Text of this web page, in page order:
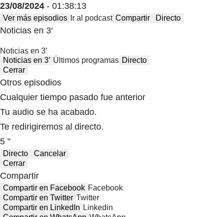
23/08/2024 - 01:38:13
Ver más episodios Ir al podcast Compartir Directo
Noticias en 3′
Noticias en 3′
Noticias en 3′ Últimos programas Directo
Cerrar
Otros episodios
Cualquier tiempo pasado fue anterior
Tu audio se ha acabado.
Te redirigiremos al directo.
5 "
Directo
Cancelar
Cerrar
Compartir
Compartir en Facebook Facebook
Compartir en Twitter Twitter
Compartir en LinkedIn Linkedin